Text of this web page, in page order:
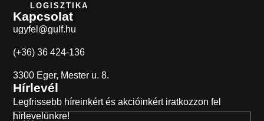
LOGISZTIKA
Kapcsolat
ugyfel@gulf.hu
(+36) 36 424-136
3300 Eger, Mester u. 8.
Hírlevél
Legfrissebb híreinkért és akcióinkért iratkozzon fel
hírlevelünkre!